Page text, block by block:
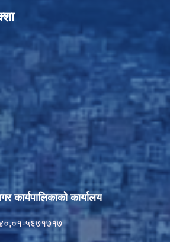
नगर कार्यपालिकाको कार्यालय
५६७१७१७